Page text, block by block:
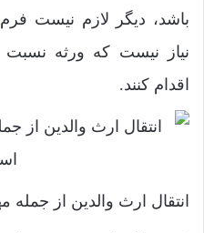
باشد، دیگر لازم نیست
نیاز نیست که ورثه نسبت
اقدام کنند.
انتقال ارث والدین از